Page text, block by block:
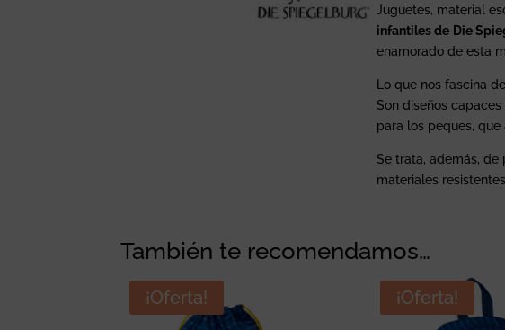
Juguetes, material
infantiles de Die
enamorado de esta
Lo que nos fascina del
Son diseños
para los peques,
Se trata, además,
materiales
También te recomendamos…
¡Oferta! ¡Oferta!